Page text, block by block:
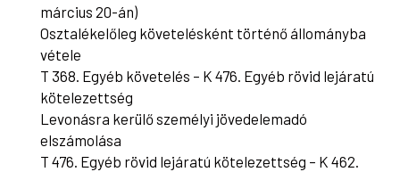
március 20-án)
Osztalékelőleg követelésként történő állományba
vétele
T 368. Egyéb követelés – K 476. Egyéb rövid lejáratú
kötelezettség
Levonásra kerülő személyi jövedelemadó
elszámolása
T 476. Egyéb rövid lejáratú kötelezettség – K 462.